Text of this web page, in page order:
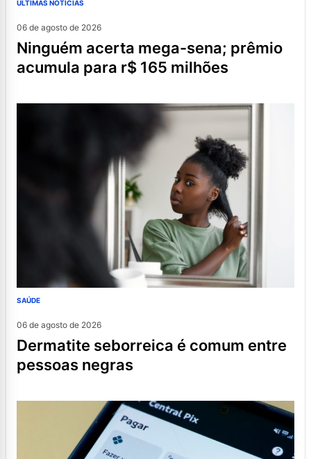
ÚLTIMAS NOTÍCIAS
06 de agosto de 2026
ninguém acerta mega-sena; prêmio
acumula para r$ 165 milhões
SAÚDE
06 de agosto de 2026
dermatite seborreica é comum entre
pessoas negras